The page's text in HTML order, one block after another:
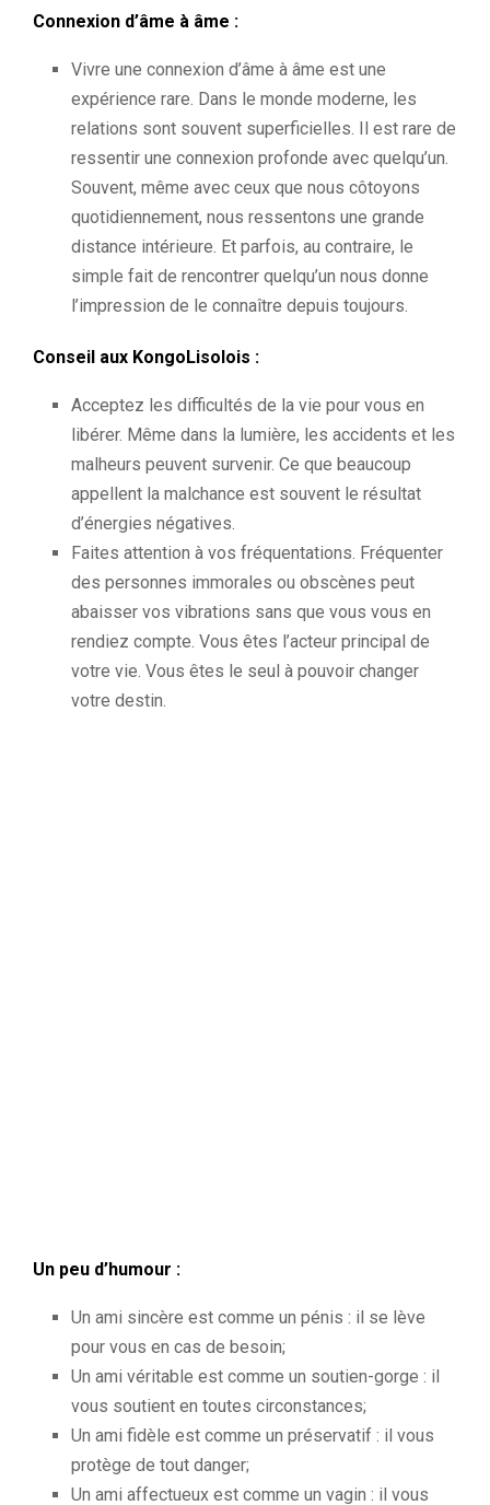
Connexion d’âme à âme :
Vivre une connexion d’âme à âme est une
expérience rare. Dans le monde moderne, les
relations sont souvent superficielles. Il est rare de
ressentir une connexion profonde avec quelqu’un.
Souvent, même avec ceux que nous côtoyons
quotidiennement, nous ressentons une grande
distance intérieure. Et parfois, au contraire, le
simple fait de rencontrer quelqu’un nous donne
l’impression de le connaître depuis toujours.
Conseil aux KongoLisolois :
Acceptez les difficultés de la vie pour vous en
libérer. Même dans la lumière, les accidents et les
malheurs peuvent survenir. Ce que beaucoup
appellent la malchance est souvent le résultat
d’énergies négatives.
Faites attention à vos fréquentations. Fréquenter
des personnes immorales ou obscènes peut
abaisser vos vibrations sans que vous vous en
rendiez compte. Vous êtes l’acteur principal de
votre vie. Vous êtes le seul à pouvoir changer
votre destin.
Un peu d’humour :
Un ami sincère est comme un pénis : il se lève
pour vous en cas de besoin;
Un ami véritable est comme un soutien-gorge : il
vous soutient en toutes circonstances;
Un ami fidèle est comme un préservatif : il vous
protège de tout danger;
Un ami affectueux est comme un vagin : il vous